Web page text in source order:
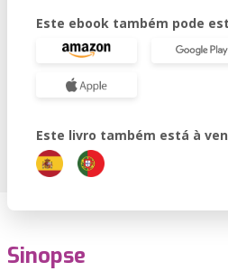
Este ebook também pode
Este livro também está à
Sinopse